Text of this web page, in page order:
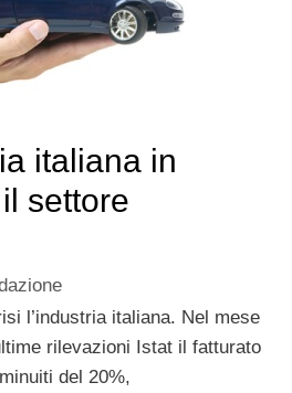
italiana in
settore
l’industria italiana. Nel mese
rilevazioni Istat il fatturato
del 20%,